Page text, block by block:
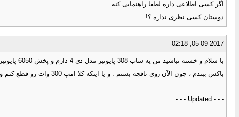
اگر کسی اطلاعی داره لطفا راهنمایی کنه.
دوستان کسی نظری نداره ؟!
05-09-2017, 02:18
باکس ببندم ، چون الآن روی تاقچه بستم . و یا اینکه کلا امپ 300 وات رو قطع کنم و یه امپ که لطف کنید به من معرفی کنید رو کلا به باند و ساب وصل کنم
- - - Updated - - -